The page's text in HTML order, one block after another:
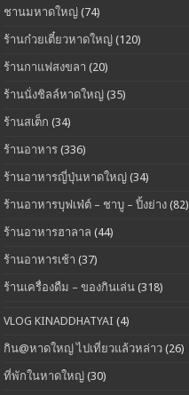
ชานมหาดใหญ่ (74)
ร้านก๋วยเตี๋ยวหาดใหญ่ (120)
ร้านกาแฟสงขลา (20)
ร้านนั่งชิลล์หาดใหญ่ (35)
ร้านสเต็ก (34)
ร้านอาหาร (336)
ร้านอาหารญี่ปุ่นหาดใหญ่ (34)
ร้านอาหารบุฟเฟ่ต์ – ชาบู – ปิ้งย่าง (82)
ร้านอาหารฮาลาล (44)
ร้านอาหารเช้า (37)
ร้านเครื่องดืม – ของกินเล่น (318)
VLOG KINADDHATYAI (4)
กิน@หาดใหญ่ ไปเที่ยวแล้วหล่าว (26)
ที่พักในหาดใหญ่ (30)